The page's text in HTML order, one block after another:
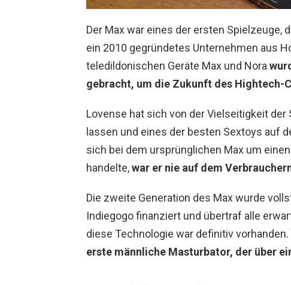
Der Max war eines der ersten Spielzeuge,
ein 2010 gegründetes Unternehmen aus
teledildonischen Geräte Max und Nora
gebracht, um die Zukunft des Hightech-
Lovense hat sich von der Vielseitigkeit
lassen und eines der besten Sextoys auf
sich bei dem ursprünglichen Max um
handelte,war er nie auf dem
Die zweite Generation des Max wurde
Indiegogo finanziert und übertraf alle
diese Technologie war definitiv
erste männliche Masturbator, der über